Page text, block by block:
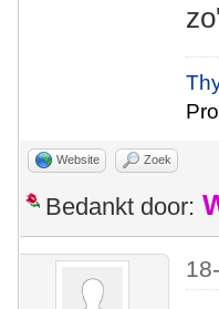
Website Zoek
Bedankt door: